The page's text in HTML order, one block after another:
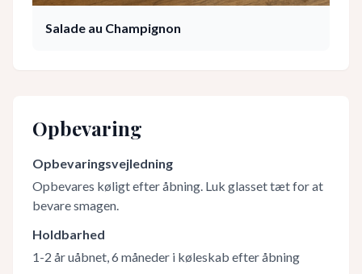
Salade au Champignon
Opbevaring
Opbevaringsvejledning
Opbevares køligt efter åbning. Luk glasset tæt for at
bevare smagen.
Holdbarhed
1-2 år uåbnet, 6 måneder i køleskab efter åbning